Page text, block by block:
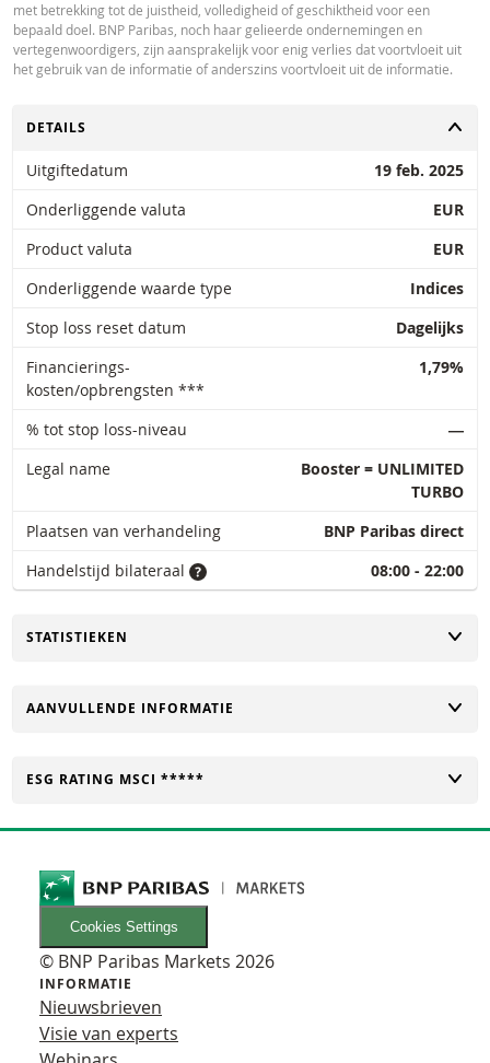
met betrekking tot de juistheid, volledigheid of geschiktheid voor een
bepaald doel. BNP Paribas, noch haar gelieerde ondernemingen en
vertegenwoordigers, zijn aansprakelijk voor enig verlies dat voortvloeit uit
het gebruik van de informatie of anderszins voortvloeit uit de informatie.
TOGGLE
DETAILS
Uitgiftedatum
19 feb. 2025
Onderliggende valuta
EUR
Product valuta
EUR
Onderliggende waarde type
Indices
Stop loss reset datum
Dagelijks
Financierings-
kosten/opbrengsten ***
1,79%
% tot stop loss-niveau
―
Legal name
Booster = UNLIMITED
TURBO
Plaatsen van verhandeling
BNP Paribas direct
Handelstijd bilateraal
08:00 - 22:00
TOGGLE
STATISTIEKEN
TOGGLE
AANVULLENDE INFORMATIE
TOGGLE
ESG RATING MSCI *****
Cookies Settings
© BNP Paribas Markets 2026
INFORMATIE
Nieuwsbrieven
Visie van experts